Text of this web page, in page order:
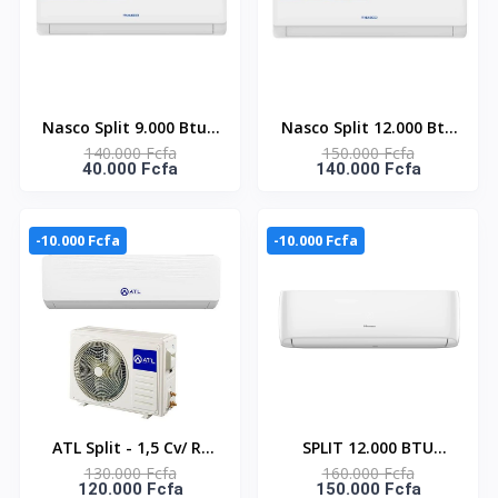
Nasco Split 9.000 Btu -
NAS-AX9V1 - Inverter -
R32 - Façade Blanche -
140.000 Fcfa
40.000 Fcfa
Nasco Split 12.000 Btu
- NAS-AX12V1 -
Inverter - R32 - Façade
150.000 Fcfa
140.000 Fcfa
-10.000 Fcfa
ATL Split - 1,5 Cv/ R-
410/ 220-240V/ ATL-
130.000 Fcfa
120.000 Fcfa
-10.000 Fcfa
SPLIT 12.000 BTU
HISENSE R410 / FAÇADE
160.000 Fcfa
150.000 Fcfa